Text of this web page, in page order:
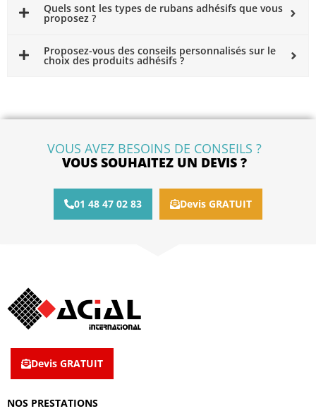
Quels sont les types de rubans adhésifs que vous
proposez ?
Proposez-vous des conseils personnalisés sur le
choix des produits adhésifs ?
VOUS AVEZ BESOINS DE CONSEILS ?
VOUS SOUHAITEZ UN DEVIS ?
01 48 47 02 83 Devis GRATUIT
Devis GRATUIT
NOS PRESTATIONS